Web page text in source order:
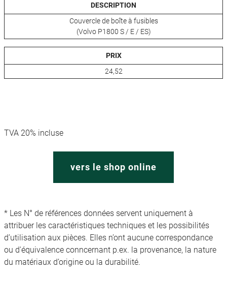
DESCRIPTION
Couvercle de boîte à fusibles
(Volvo P1800 S / E / ES)
PRIX
24,52
TVA 20% incluse
vers le shop online
* Les N° de références données servent uniquement à
attribuer les caractéristiques techniques et les possibilités
d’utilisation aux pièces. Elles n’ont aucune correspondance
ou d'équivalence conncernant p.ex. la provenance, la nature
du matériaux d’origine ou la durabilité.